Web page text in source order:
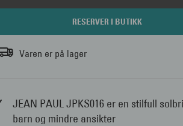
RESERVER I BUTIKK
Varen er på lager
JEAN PAUL JPKS016 er en stilfull
barn og mindre ansikter